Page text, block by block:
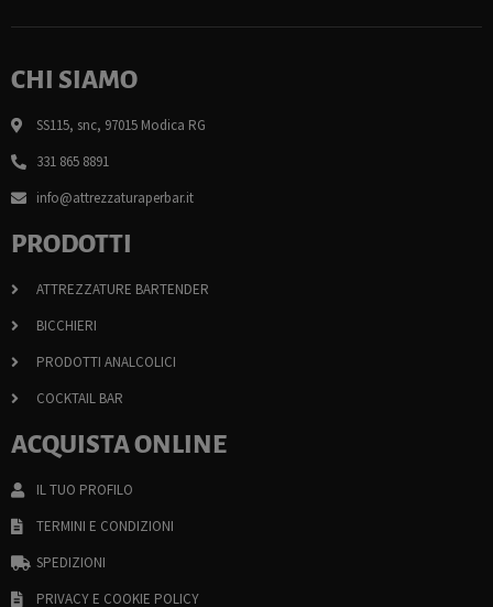
CHI SIAMO
SS115, snc, 97015 Modica RG
331 865 8891
info@attrezzaturaperbar.it
PRODOTTI
ATTREZZATURE BARTENDER
BICCHIERI
PRODOTTI ANALCOLICI
COCKTAIL BAR
ACQUISTA ONLINE
IL TUO PROFILO
TERMINI E CONDIZIONI
SPEDIZIONI
PRIVACY E COOKIE POLICY